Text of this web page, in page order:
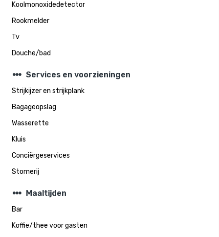
Koolmonoxidedetector
Rookmelder
Tv
Douche/bad
steppers Services en voorzieningen
Strijkijzer en strijkplank
Bagageopslag
Wasserette
Kluis
Conciërgeservices
Stomerij
steppers Maaltijden
Bar
Koffie/thee voor gasten